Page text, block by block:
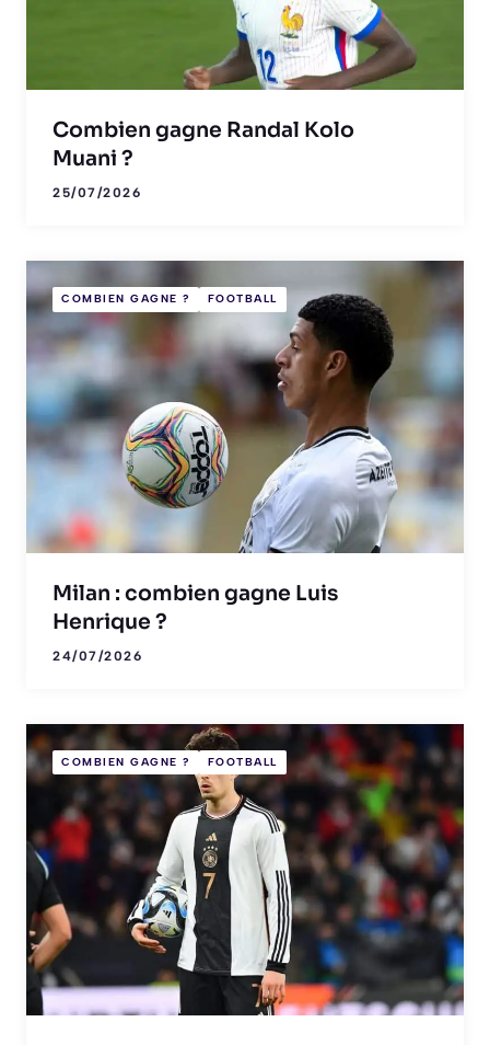
Combien gagne Randal Kolo
Muani ?
25/07/2026
COMBIEN GAGNE ? FOOTBALL
Milan : combien gagne Luis
Henrique ?
24/07/2026
COMBIEN GAGNE ? FOOTBALL